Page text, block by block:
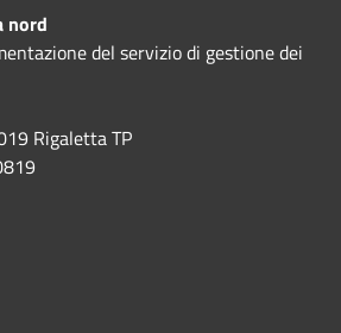
nord
del servizio di gestione dei
Rigaletta TP